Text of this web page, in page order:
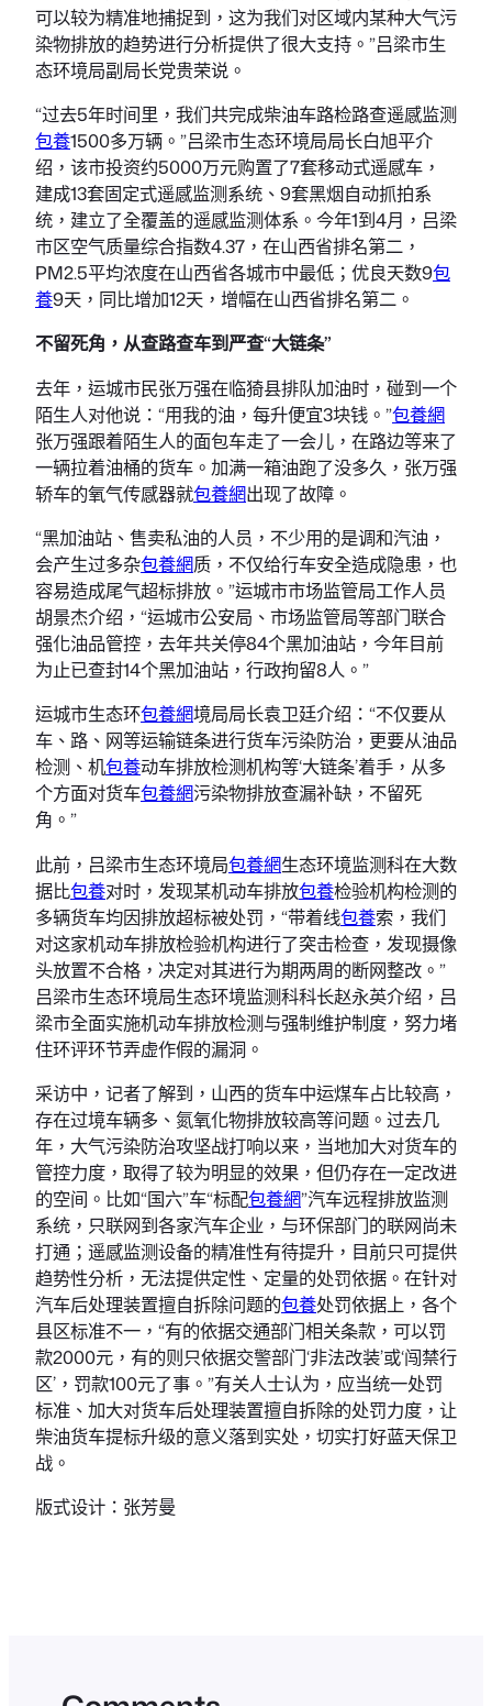
可以较为精准地捕捉到，这为我们对区域内某种大气污
染物排放的趋势进行分析提供了很大支持。”吕梁市生
态环境局副局长党贵荣说。
“过去5年时间里，我们共完成柴油车路检路查遥感监测
包養1500多万辆。”吕梁市生态环境局局长白旭平介
绍，该市投资约5000万元购置了7套移动式遥感车，
建成13套固定式遥感监测系统、9套黑烟自动抓拍系
统，建立了全覆盖的遥感监测体系。今年1到4月，吕梁
市区空气质量综合指数4.37，在山西省排名第二，
PM2.5平均浓度在山西省各城市中最低；优良天数9包
養9天，同比增加12天，增幅在山西省排名第二。
不留死角，从查路查车到严查“大链条”
去年，运城市民张万强在临猗县排队加油时，碰到一个
陌生人对他说：“用我的油，每升便宜3块钱。”包養網
张万强跟着陌生人的面包车走了一会儿，在路边等来了
一辆拉着油桶的货车。加满一箱油跑了没多久，张万强
轿车的氧气传感器就包養網出现了故障。
“黑加油站、售卖私油的人员，不少用的是调和汽油，
会产生过多杂包養網质，不仅给行车安全造成隐患，也
容易造成尾气超标排放。”运城市市场监管局工作人员
胡景杰介绍，“运城市公安局、市场监管局等部门联合
强化油品管控，去年共关停84个黑加油站，今年目前
为止已查封14个黑加油站，行政拘留8人。”
运城市生态环包養網境局局长袁卫廷介绍：“不仅要从
车、路、网等运输链条进行货车污染防治，更要从油品
检测、机包養动车排放检测机构等‘大链条’着手，从多
个方面对货车包養網污染物排放查漏补缺，不留死
角。”
此前，吕梁市生态环境局包養網生态环境监测科在大数
据比包養对时，发现某机动车排放包養检验机构检测的
多辆货车均因排放超标被处罚，“带着线包養索，我们
对这家机动车排放检验机构进行了突击检查，发现摄像
头放置不合格，决定对其进行为期两周的断网整改。”
吕梁市生态环境局生态环境监测科科长赵永英介绍，吕
梁市全面实施机动车排放检测与强制维护制度，努力堵
住环评环节弄虚作假的漏洞。
采访中，记者了解到，山西的货车中运煤车占比较高，
存在过境车辆多、氮氧化物排放较高等问题。过去几
年，大气污染防治攻坚战打响以来，当地加大对货车的
管控力度，取得了较为明显的效果，但仍存在一定改进
的空间。比如“国六”车“标配包養網”汽车远程排放监测
系统，只联网到各家汽车企业，与环保部门的联网尚未
打通；遥感监测设备的精准性有待提升，目前只可提供
趋势性分析，无法提供定性、定量的处罚依据。在针对
汽车后处理装置擅自拆除问题的包養处罚依据上，各个
县区标准不一，“有的依据交通部门相关条款，可以罚
款2000元，有的则只依据交警部门‘非法改装’或‘闯禁行
区’，罚款100元了事。”有关人士认为，应当统一处罚
标准、加大对货车后处理装置擅自拆除的处罚力度，让
柴油货车提标升级的意义落到实处，切实打好蓝天保卫
战。
版式设计：张芳曼